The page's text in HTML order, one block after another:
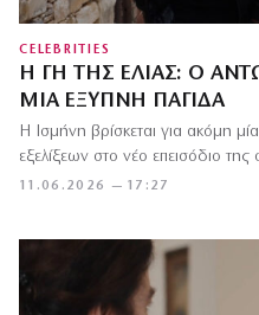
CELEBRITIES
Η ΓΗ ΤΗΣ ΕΛΙΆΣ: Ο
ΜΙΑ ΈΞΥΠΝΗ ΠΑΓΊΔΑ
11.06.2026 — 17:27
Η Ισμήνη βρίσκεται για ακόμη
εξελίξεων στο νέο επεισόδιο